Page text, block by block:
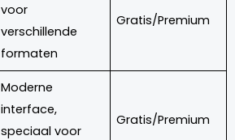
voor
verschillende
formaten
Gratis/Premium
Moderne
interface,
speciaal voor
Gratis/Premium